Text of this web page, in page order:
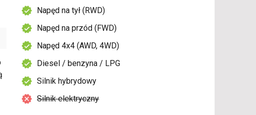
Napęd na tył (RWD)
Napęd na przód (FWD)
Napęd 4x4 (AWD, 4WD)
Diesel / benzyna / LPG
Silnik hybrydowy
Silnik elektryczny